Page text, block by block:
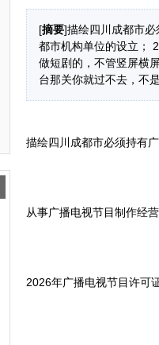
[摘要]描绘四川成都市
都市机构单位的设立；
做短剧的，不管竖屏横
台那关你就过不去，不
描绘四川成都市必须持有
从事广播电视节目制作经
2026年广播电视节目许可